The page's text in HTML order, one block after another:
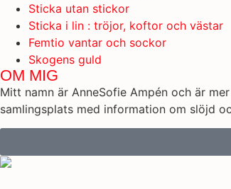
Sticka utan stickor
Sticka i lin : tröjor, koftor och västar
Femtio vantar och sockor
Skogens guld
OM MIG
Mitt namn är AnneSofie Ampén och är
samlingsplats med information om slöjd